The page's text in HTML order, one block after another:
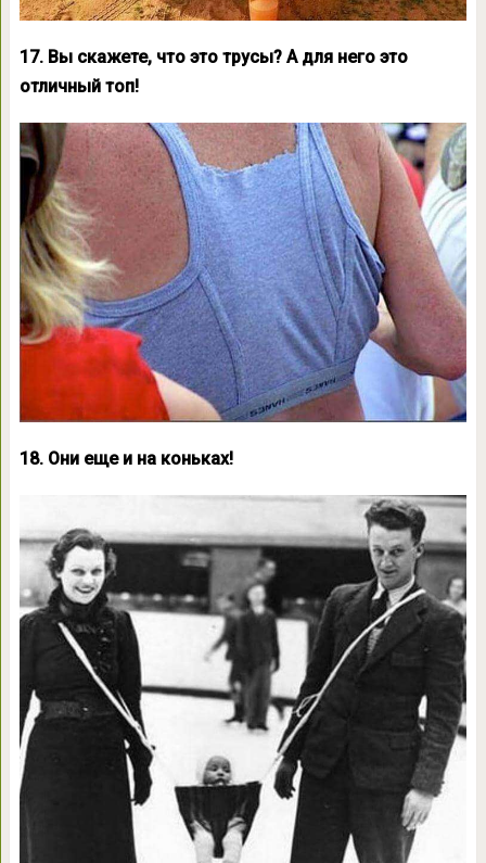
17. Вы скажете, что это трусы? А для него это
отличный топ!
18. Они еще и на коньках!